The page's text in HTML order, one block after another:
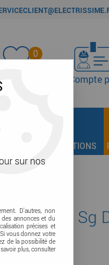
0
Favoris Compte
OUTILLAGE & FIXATIONS
Sg
votre avis !
sur nos
D'autres, non
annonces et du
précises et
vous donnez votre
de la possibilité de
plus, consulter